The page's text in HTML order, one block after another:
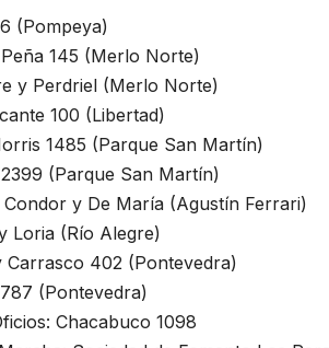
(Pompeya)
145 (Merlo Norte)
y Perdriel (Merlo Norte)
100 (Libertad)
1485 (Parque San Martín)
(Parque San Martín)
Condor y De María (Agustín Ferrari)
Loria (Río Alegre)
Carrasco 402 (Pontevedra)
(Pontevedra)
Chacabuco 1098